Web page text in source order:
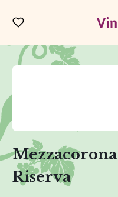
Riserva